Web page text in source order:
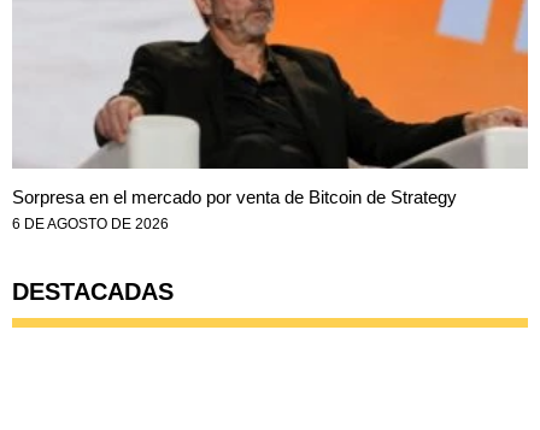
Sorpresa en el mercado por venta de Bitcoin de Strategy
6 DE AGOSTO DE 2026
DESTACADAS